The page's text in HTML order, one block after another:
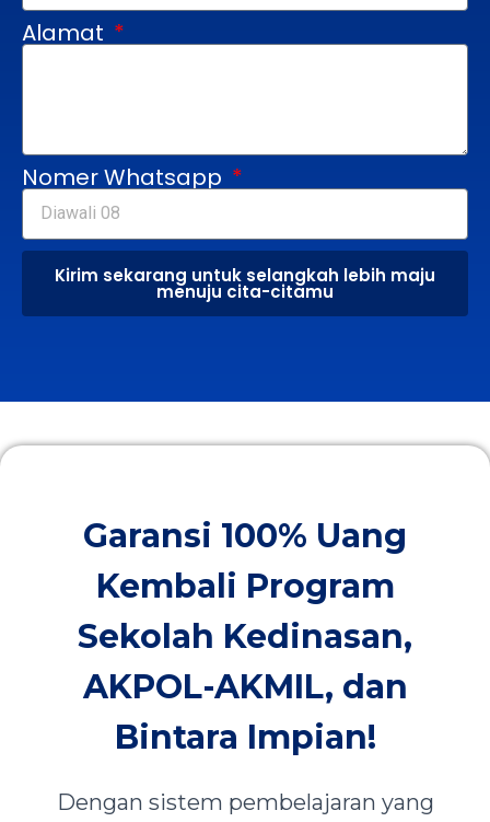
Alamat
Nomer Whatsapp
Kirim sekarang untuk selangkah lebih maju
menuju cita-citamu
Garansi 100% Uang
Kembali Program
Sekolah Kedinasan,
AKPOL-AKMIL, dan
Bintara Impian!
Dengan sistem pembelajaran yang